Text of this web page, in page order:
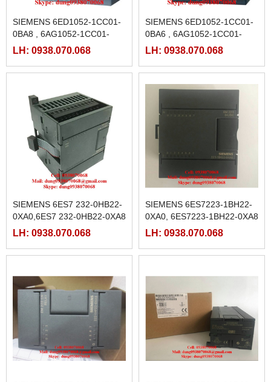
SIEMENS 6ED1052-1CC01-
0BA8 , 6AG1052-1CC01-
7BA8
LH: 0938.070.068
SIEMENS 6ED1052-1CC01-
0BA6 , 6AG1052-1CC01-
2BA6, 6AG1052-1CC01-
LH: 0938.070.068
SIEMENS 6ES7 232-0HB22-
0XA0,6ES7 232-0HB22-0XA8
LH: 0938.070.068
SIEMENS 6ES7223-1BH22-
0XA0, 6ES7223-1BH22-0XA8
LH: 0938.070.068